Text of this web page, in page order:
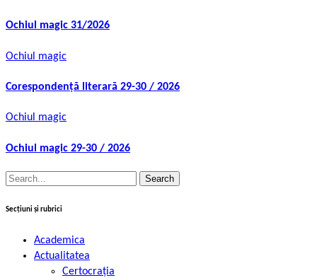
Ochiul magic 31/2026
Ochiul magic
Corespondență literară 29-30 / 2026
Ochiul magic
Ochiul magic 29-30 / 2026
Search
Secțiuni și rubrici
Academica
Actualitatea
Certocrația